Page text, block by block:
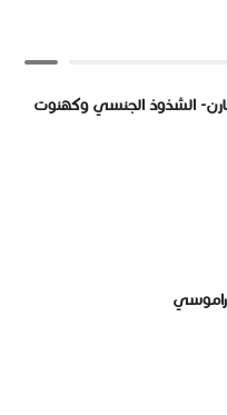
الشذوذ الجنسي وكهنوت